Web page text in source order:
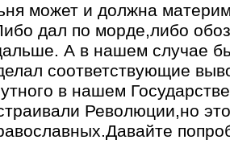
может и должна
дал по морде,либо
А в нашем случае
соответствующие
в нашем
Революции,но